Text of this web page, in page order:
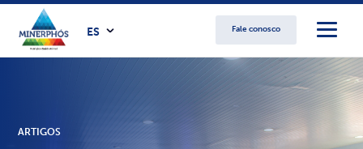
Fale conosco
ES
ARTIGOS